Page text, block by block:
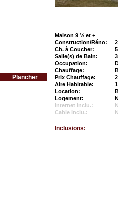
Plancher
Maison 9 ½ et +
Construction/Réno:
Ch. à Coucher:
5
Salle(s) de Bain:
3
Occupation:
Chauffage:
Prix Chauffage:
Aire Habitable:
Location:
Logement:
Internet Inclu.:
Cable Inclu.:
Inclusions: